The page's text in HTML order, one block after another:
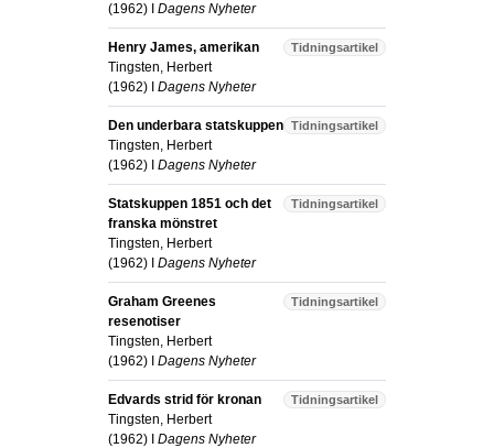
(1962) I Dagens Nyheter
Tidningsartikel
Henry James, amerikan
Tingsten, Herbert
(1962) I Dagens Nyheter
Tidningsartikel
Den underbara statskuppen
Tingsten, Herbert
(1962) I Dagens Nyheter
Tidningsartikel
Statskuppen 1851 och det
franska mönstret
Tingsten, Herbert
(1962) I Dagens Nyheter
Tidningsartikel
Graham Greenes
resenotiser
Tingsten, Herbert
(1962) I Dagens Nyheter
Tidningsartikel
Edvards strid för kronan
Tingsten, Herbert
(1962) I Dagens Nyheter